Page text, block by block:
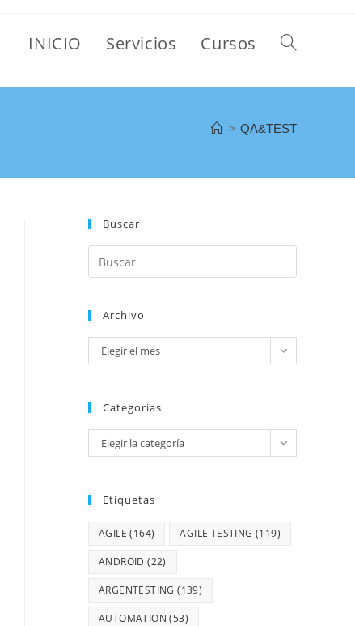
INICIO Servicios Cursos
> QA&TEST
Buscar
Archivo
Elegir el mes
Categorias
Elegir la categoría
Etiquetas
AGILE (164) AGILE TESTING (119)
ANDROID (22)
ARGENTESTING (139)
AUTOMATION (53)